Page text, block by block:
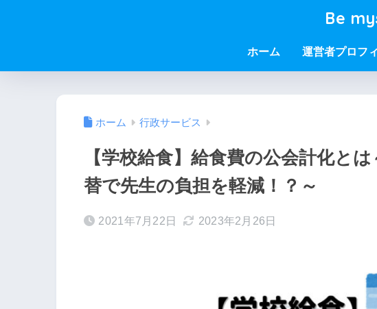
Be
ホーム 運営者プロフ
ホーム 行政サービス
【学校給食】給食費の公会計化と
替で先生の負担を軽減！？～
2021年7月22日 2023年2月26日